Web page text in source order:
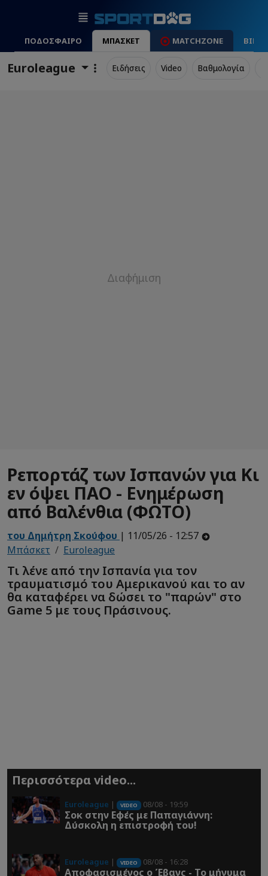
ΠΟΔΟΣΦΑΙΡΟ ΜΠΑΣΚΕΤ MATCHZONE
Euroleague Ειδήσεις Video Βαθμολογία
Ρεπορτάζ των Ισπανών για Κι
εν όψει ΠΑΟ - Ενημέρωση
από Βαλένθια (ΦΩΤΟ)
του Δημήτρη Σκούφου | 11/05/26 - 12:57
Μπάσκετ
Euroleague
Τι λένε από την Ισπανία για τον
τραυματισμό του Αμερικανού και το αν
θα καταφέρει να δώσει το "παρών" στο
Game 5 με τους Πράσινους.
Περισσότερα video...
Euroleague | VIDEO 08/08 - 19:59
Σοκ στην Εφές με Παπαγιάννη:
Δύσκολη η επιστροφή του!
Euroleague | VIDEO 08/08 - 16:28
Αποφασισμένος ο Έβανς - Το μήνυμα